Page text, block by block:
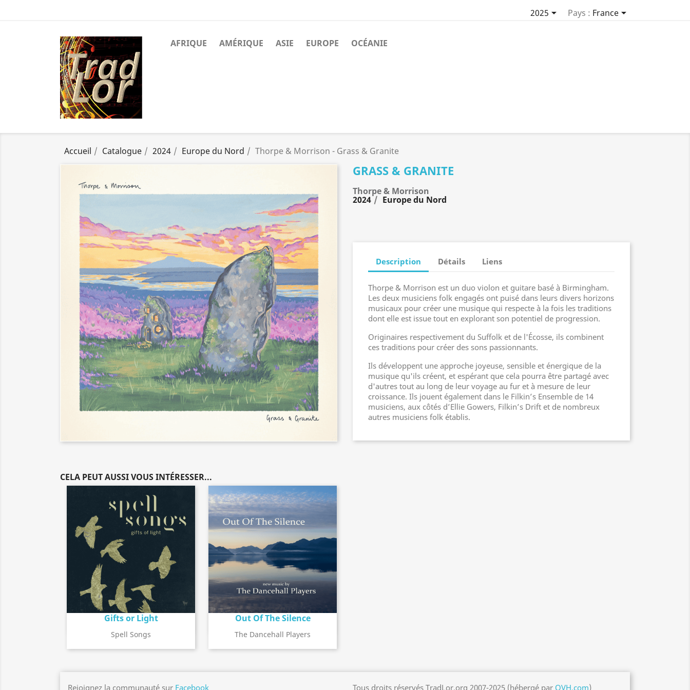
2025 Pays : France
AFRIQUE AMÉRIQUE ASIE EUROPE OCÉANIE
Accueil Catalogue 2024 Europe du Nord Thorpe & Morrison - Grass & Granite
GRASS & GRANITE
Thorpe & Morrison
2024 Europe du Nord
Description Détails Liens
Thorpe & Morrison est un duo violon et guitare basé à Birmingham.
Les deux musiciens folk engagés ont puisé dans leurs divers horizons
musicaux pour créer une musique qui respecte à la fois les traditions
dont elle est issue tout en explorant son potentiel de progression.
Originaires respectivement du Suffolk et de l'Écosse, ils combinent
ces traditions pour créer des sons passionnants.
Ils développent une approche joyeuse, sensible et énergique de la
musique qu'ils créent, et espérant que cela pourra être partagé avec
d'autres tout au long de leur voyage au fur et à mesure de leur
croissance. Ils jouent également dans le Filkin’s Ensemble de 14
musiciens, aux côtés d’Ellie Gowers, Filkin’s Drift et de nombreux
autres musiciens folk établis.
CELA PEUT AUSSI VOUS INTÉRESSER...
Gifts or Light
Spell Songs
Détail de l'album Out Of The Silence
The Dancehall Players
searchDétail de l'album
Rejoignez la communauté sur Facebook Tous droits réservés TradLor.org 2007-2025 (hébergé par OVH.com)